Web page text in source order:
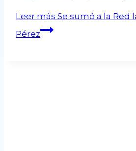
Leer más Se sumó a la Red
Pérez